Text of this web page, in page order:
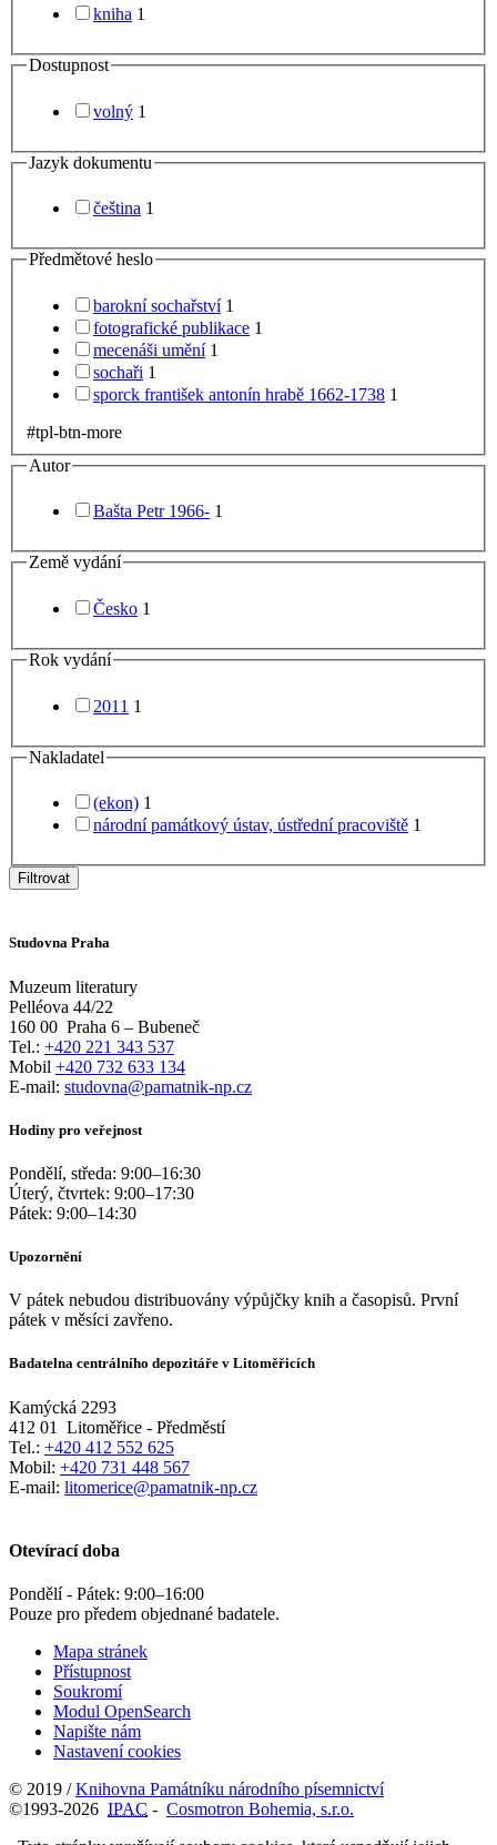
kniha 1
Dostupnost
volný 1
Jazyk dokumentu
čeština 1
Předmětové heslo
barokní sochařství 1
fotografické publikace 1
mecenáši umění 1
sochaři 1
sporck františek antonín hrabě 1662-1738 1
#tpl-btn-more
Autor
Bašta Petr 1966- 1
Země vydání
Česko 1
Rok vydání
2011 1
Nakladatel
(ekon) 1
národní památkový ústav, ústřední pracoviště 1
Filtrovat
Studovna Praha
Muzeum literatury
Pelléova 44/22
160 00 Praha 6 – Bubeneč
Tel.: +420 221 343 537
Mobil +420 732 633 134
E-mail: studovna@pamatnik-np.cz
Hodiny pro veřejnost
Pondělí, středa: 9:00–16:30
Úterý, čtvrtek: 9:00–17:30
Pátek: 9:00–14:30
Upozornění
V pátek nebudou distribuovány výpůjčky knih a časopisů. První
pátek v měsíci zavřeno.
Badatelna centrálního depozitáře v Litoměřicích
Kamýcká 2293
412 01
Litoměřice - Předměstí
Tel.: +420 412 552 625
Mobil: +420 731 448 567
E-mail: litomerice@pamatnik-np.cz
Otevírací doba
Pondělí - Pátek: 9:00–16:00
Pouze pro předem objednané badatele.
Mapa stránek
Přístupnost
Soukromí
Modul OpenSearch
Napište nám
Nastavení cookies
© 2019 /Knihovna Památníku národního písemnictví
©1993-2026 IPAC - Cosmotron Bohemia, s.r.o.